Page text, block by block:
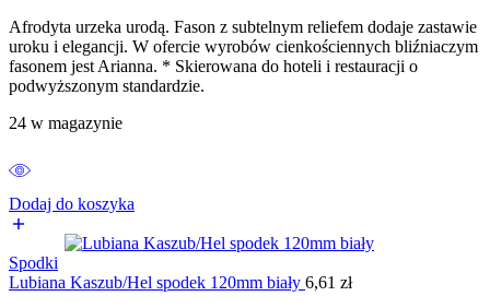
Afrodyta urzeka urodą. Fason z subtelnym reliefem dodaje zastawie
uroku i elegancji. W ofercie wyrobów cienkościennych bliźniaczym
fasonem jest Arianna. * Skierowana do hoteli i restauracji o
podwyższonym standardzie.
24 w magazynie
Dodaj do koszyka
Spodki
Lubiana Kaszub/Hel spodek 120mm biały 6,61 zł